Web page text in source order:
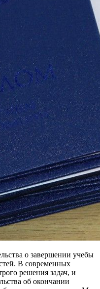
о завершении учебы
В современных
решения задач, и
об окончании